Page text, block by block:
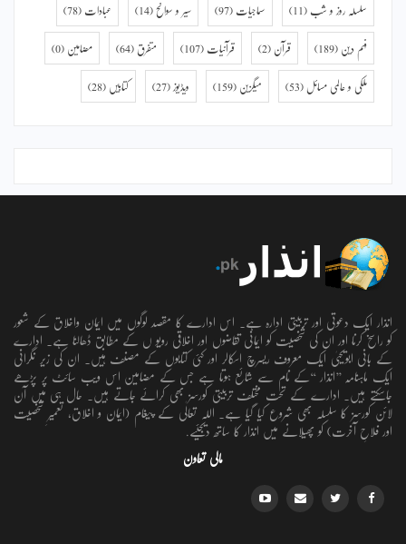
سلسلہ روز و شب (11) سماجیات (97) سیر و سوانح (14) عبادات (78)
فہم دین (189) قرآن (2) قرآنیات (107) متفرق (64) مضامین (0)
ملکی و عالمی مسائل (53) میگزین (159) ویڈیوز (27) کتابیں (28)
انذار ایک دعوتی اور تربیتی ادارہ ہے۔ اس ادارے کا مقصد لوگوں میں ایمان واخلاق کے شعور
کو راسخ کرنا اور ان کی شخصیت کو ایمانی تقاضوں اور اخلاقی رویو ں کے مطابق ڈھالنا ہے۔ ادارے
کے بانی ابویحییٰ ایک معروف ریسرچ اسکالر اور کئی کتابوں کے مصنف ہیں۔ ان کی زیر نگرانی
ایک ماہنامہ ’’انذار ‘‘کے نام سے شائع ہوتا ہے جس کے مضامین اس ویب سائٹ پر پڑھے
جاسکتے ہیں۔ ادارے کے تحت مختلف تربیتی کورسز بھی کرائے جاتے ہیں۔ حال ہی میں آن
لائن کورسز کا سلسلہ بھی شروع کیا گیا ہے۔ اللہ تعالٰی کے پیغام (ایمان و اخلاق، تعمیرِ شخصیت
اور فلاحِ آخرت) کو پھیلانے میں انذار کا ساتھ دیجئیے.
مالی تعاون